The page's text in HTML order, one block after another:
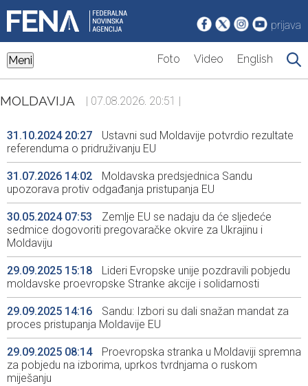
prijava
Meni Foto Video English
MOLDAVIJA | 07.08.2026. 20:51 |
31.10.2024 20:27
Ustavni sud Moldavije potvrdio rezultate
referenduma o pridruživanju EU
31.07.2026 14:02
Moldavska predsjednica Sandu
upozorava protiv odgađanja pristupanja EU
30.05.2024 07:53
Zemlje EU se nadaju da će sljedeće
sedmice dogovoriti pregovaračke okvire za Ukrajinu i
Moldaviju
29.09.2025 15:18
Lideri Evropske unije pozdravili pobjedu
moldavske proevropske Stranke akcije i solidarnosti
29.09.2025 14:16
Sandu: Izbori su dali snažan mandat za
proces pristupanja Moldavije EU
29.09.2025 08:14
Proevropska stranka u Moldaviji spremna
za pobjedu na izborima, uprkos tvrdnjama o ruskom
miješanju